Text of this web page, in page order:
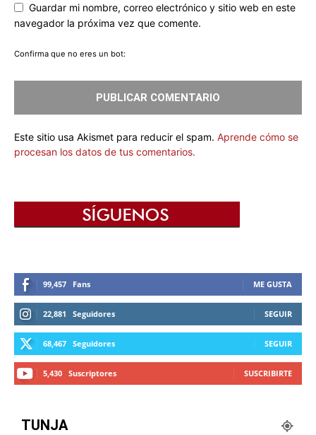
Guardar mi nombre, correo electrónico y sitio web en este
navegador la próxima vez que comente.
Confirma que no eres un bot:
Este sitio usa Akismet para reducir el spam. Aprende cómo se
procesan los datos de tus comentarios.
99,457 Fans ME GUSTA
22,881 Seguidores SEGUIR
68,467 Seguidores SEGUIR
5,430 Suscriptores SUSCRIBIRTE
TUNJA